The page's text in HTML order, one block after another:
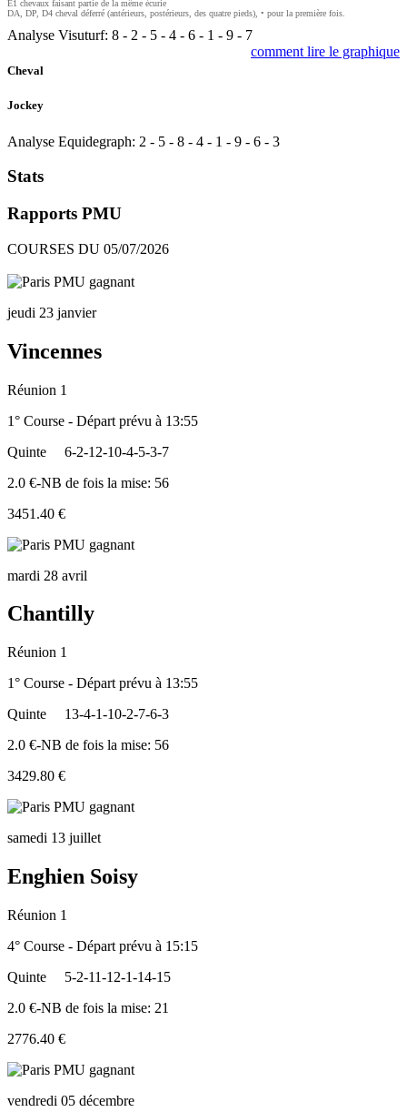
E1 chevaux faisant partie de la même écurie
DA, DP, D4 cheval déferré (antérieurs, postérieurs, des quatre pieds), • pour la première fois.
Analyse Visuturf: 8 - 2 - 5 - 4 - 6 - 1 - 9 - 7
comment lire le graphique
Cheval
Jockey
Analyse Equidegraph: 2 - 5 - 8 - 4 - 1 - 9 - 6 - 3
Stats
Rapports PMU
COURSES DU 05/07/2026
jeudi 23 janvier
Vincennes
Réunion 1
1° Course - Départ prévu à 13:55
Quinte
6-2-12-10-4-5-3-7
2.0 €-NB de fois la mise: 56
3451.40 €
mardi 28 avril
Chantilly
Réunion 1
1° Course - Départ prévu à 13:55
Quinte
13-4-1-10-2-7-6-3
2.0 €-NB de fois la mise: 56
3429.80 €
samedi 13 juillet
Enghien Soisy
Réunion 1
4° Course - Départ prévu à 15:15
Quinte
5-2-11-12-1-14-15
2.0 €-NB de fois la mise: 21
2776.40 €
vendredi 05 décembre